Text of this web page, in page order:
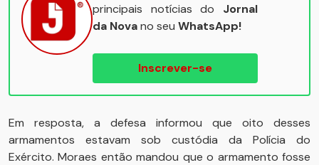
principais notícias do Jornal
da Novano seu WhatsApp!
Inscrever-se
Em resposta, a defesa informou que oito desses
armamentos estavam sob custódia da Polícia do
Exército. Moraes então mandou que o armamento fosse